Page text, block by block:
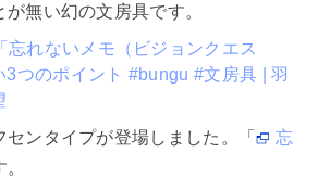
無い幻の文房具です。
忘れないメモ（ビジョンクエス
3つのポイント #bungu #文房具 | 羽
センタイプが登場しました。「
忘